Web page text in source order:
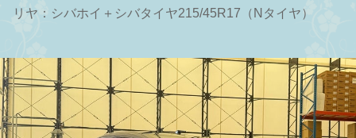
リヤ：シバホイ＋シバタイヤ215/45R17（Nタイヤ）